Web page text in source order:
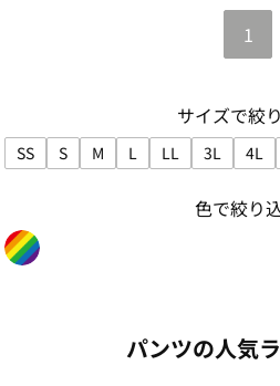
1
サイズで絞
SS
サイズで絞り込み: SS
S
サイズで絞り込み: S
M
サイズで絞り込み: M
L
サイズで絞り込み: L
LL
サイズで絞り
3L
サイズで
4L
サ
色で絞り
パンツの人気